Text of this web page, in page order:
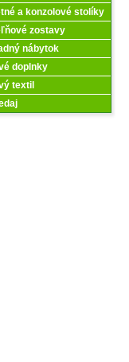
a konzolové stolíky
zostavy
nábytok
doplnky
textil